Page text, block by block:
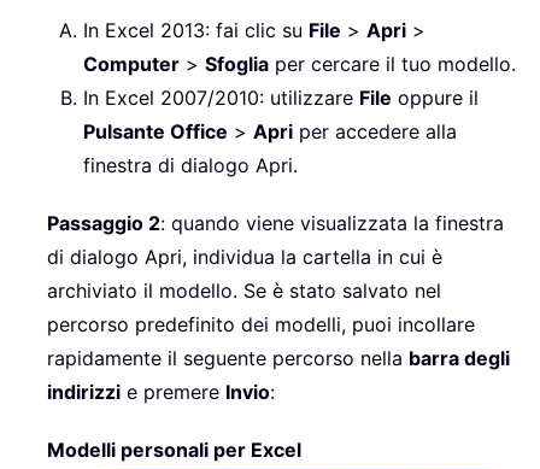
In Excel 2013: fai clic su File > Apri >
Computer > Sfoglia per cercare il tuo modello.
In Excel 2007/2010: utilizzare File oppure il
Pulsante Office > Apri per accedere alla
finestra di dialogo Apri.
Passaggio 2: quando viene visualizzata la finestra
di dialogo Apri, individua la cartella in cui è
archiviato il modello. Se è stato salvato nel
percorso predefinito dei modelli, puoi incollare
rapidamente il seguente percorso nella barra degli
indirizzi e premere Invio:
Modelli personali per Excel